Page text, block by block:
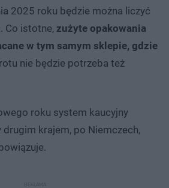
2025 roku będzie można liczyć
Co istotne, zużyte opakowania
w tym samym sklepie, gdzie
nie będzie potrzeba też
roku system kaucyjny
drugim krajem, po Niemczech,